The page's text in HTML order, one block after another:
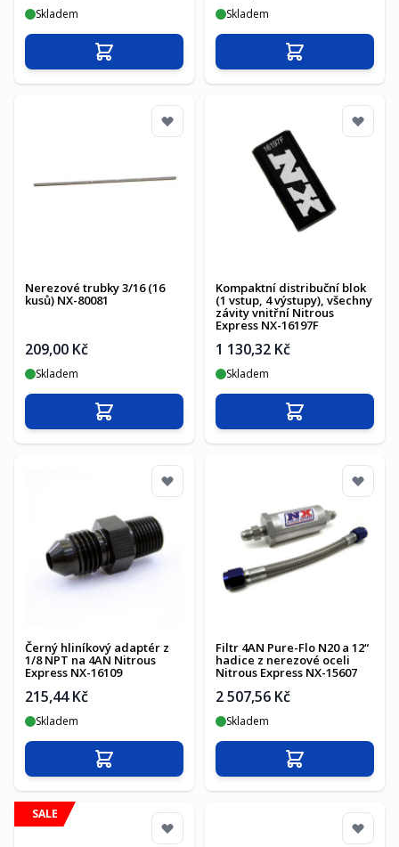
Skladem
Přidat do košíku
Skladem
Přidat do košíku
Nerezové trubky 3/16 (16
kusů) NX-80081
209,00 Kč
Skladem
Přidat do košíku
Kompaktní distribuční blok
(1 vstup, 4 výstupy), všechny
závity vnitřní Nitrous
Express NX-16197F
1 130,32 Kč
Skladem
Přidat do košíku
Černý hliníkový adaptér z
1/8 NPT na 4AN Nitrous
Express NX-16109
215,44 Kč
Skladem
Přidat do košíku
Filtr 4AN Pure-Flo N20 a 12“
hadice z nerezové oceli
Nitrous Express NX-15607
2 507,56 Kč
Skladem
Přidat do košíku
SALE